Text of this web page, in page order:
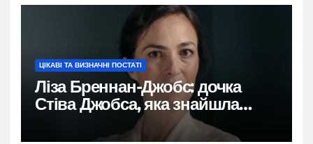
ЦІКАВІ ТА ВИЗНАЧНІ ПОСТАТІ
Ліза Бреннан-Джобс: дочка
Стіва Джобса, яка знайшла
власний голос